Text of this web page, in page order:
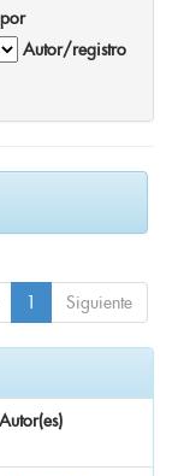
Autor/registro
1 Siguiente
Autor(es)